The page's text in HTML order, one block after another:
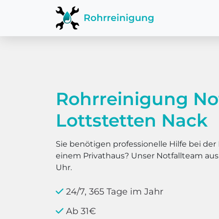
Rohrreinigung
Lottstetten Nack
Sie benötigen professionelle Hilfe bei
einem Privathaus? Unser Notfallteam
Uhr.
24/7, 365 Tage im Jahr
Ab 31€